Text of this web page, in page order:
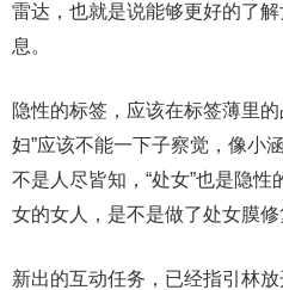
雷达，也就是说能够更好的了
息。
隐性的标签，应该在标签薄里
妇”应该不能一下子察觉，像小
不是人尽皆知，“处女”也是隐
女的女人，是不是做了处女膜修
新出的互动任务，已经指引林